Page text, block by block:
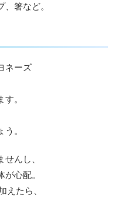
箸など。
ネーズ
。
。
んし、
心配。
えたら、